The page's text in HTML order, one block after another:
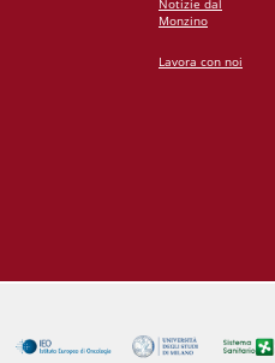
Notizie dal
Monzino
Lavora con noi